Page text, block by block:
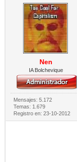
Nen
IA Bolchevique
Mensajes: 5.172
Temas: 1.679
Registro en: 23-10-2012